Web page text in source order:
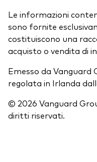
Le informazioni
sono fornite
costituiscono una
acquisto o vendita di
Emesso da Vanguard
regolata in Irlanda
© 2026 Vanguard
diritti riservati.